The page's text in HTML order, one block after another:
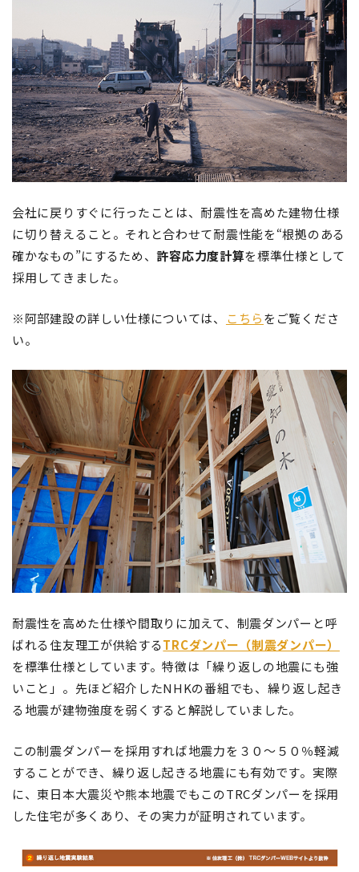
会社に戻りすぐに行ったことは、耐震性を高めた建物仕様
に切り替えること。それと合わせて耐震性能を“根拠のある
確かなもの”にするため、許容応力度計算を標準仕様として
採用してきました。
※阿部建設の詳しい仕様については、 こちらをご覧くださ
い。
耐震性を高めた仕様や間取りに加えて、制震ダンパーと呼
ばれる住友理工が供給するTRCダンパー（制震ダンパー）
を標準仕様としています。特徴は「繰り返しの地震にも強
いこと」。先ほど紹介したNHKの番組でも、繰り返し起き
る地震が建物強度を弱くすると解説していました。
この制震ダンパーを採用すれば地震力を３０〜５０％軽減
することができ、繰り返し起きる地震にも有効です。実際
に、東日本大震災や熊本地震でもこのTRCダンパーを採用
した住宅が多くあり、その実力が証明されています。